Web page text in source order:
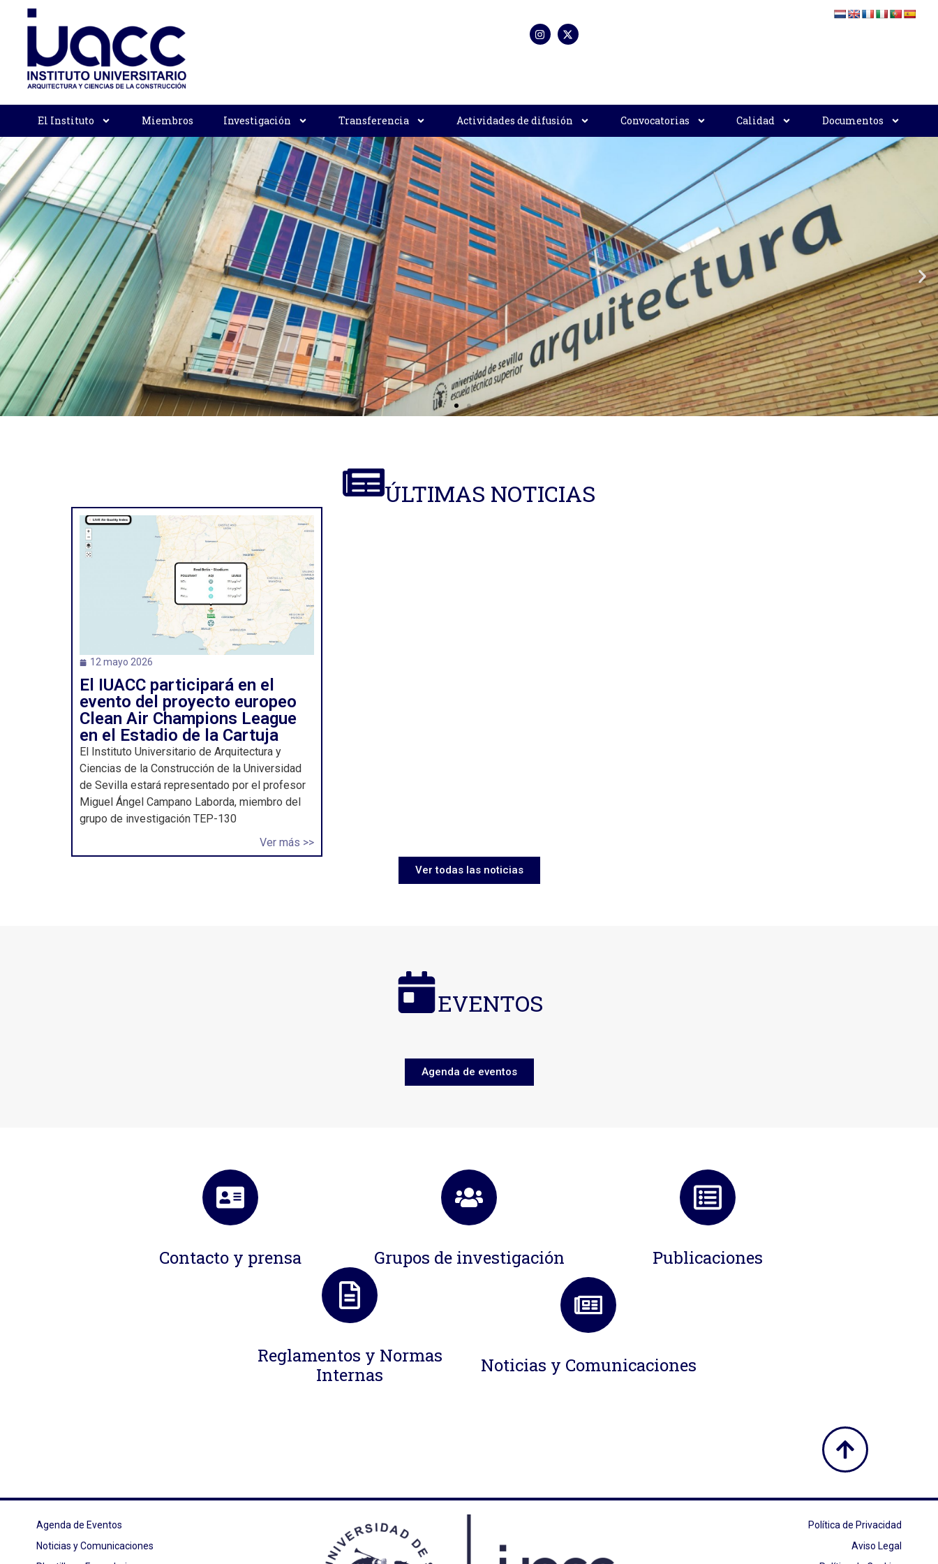
El Instituto Miembros Investigación Transferencia Actividades de difusión Convocatorias Calidad Documentos
ÚLTIMAS NOTICIAS
12 mayo 2026
El IUACC participará en el
evento del proyecto europeo
Clean Air Champions League
en el Estadio de la Cartuja
El Instituto Universitario de Arquitectura y
Ciencias de la Construcción de la Universidad
de Sevilla estará representado por el profesor
Miguel Ángel Campano Laborda, miembro del
grupo de investigación TEP-130
Ver más >>
Ver todas las noticias
EVENTOS
Agenda de eventos
Contacto y prensa Grupos de investigación Publicaciones
Reglamentos y Normas
Internas
Noticias y Comunicaciones
Agenda de Eventos
Noticias y Comunicaciones
Política de Privacidad
Aviso Legal